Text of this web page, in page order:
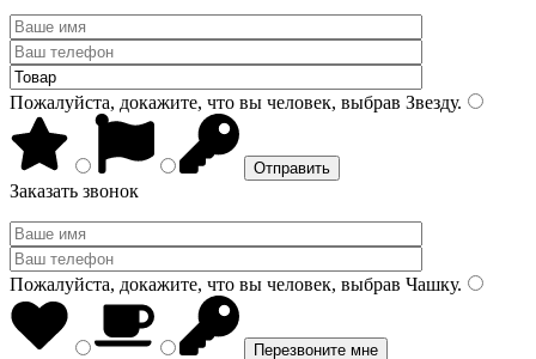
Пожалуйста, докажите, что вы человек, выбрав Звезду.
Заказать звонок
Пожалуйста, докажите, что вы человек, выбрав Чашку.